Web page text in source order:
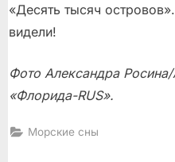
«Десять тысяч
видели!
Фото Александра
«Флорида-RUS».
Морские сны